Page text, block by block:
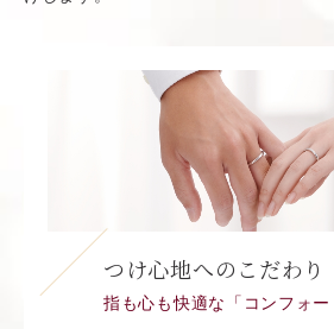
つけ心地へのこだわり
指も心も快適な「コンフォー